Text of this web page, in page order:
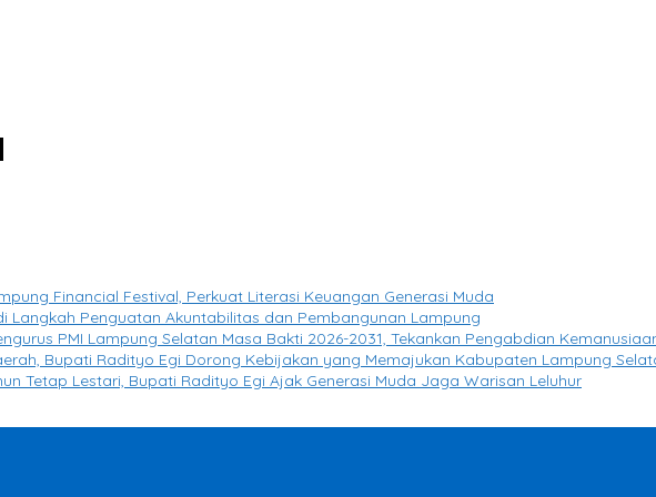
Financial Festival, Perkuat Literasi Keuangan Generasi Muda
Langkah Penguatan Akuntabilitas dan Pembangunan Lampung
PMI Lampung Selatan Masa Bakti 2026-2031, Tekankan Pengabdian
Bupati Radityo Egi Dorong Kebijakan yang Memajukan Kabupaten Lampung
Tetap Lestari, Bupati Radityo Egi Ajak Generasi Muda Jaga Warisan Leluhur